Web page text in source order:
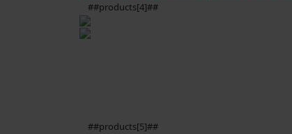
##products[4]##
##products[5]##